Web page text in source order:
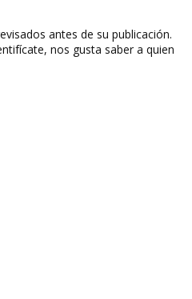
antes de su publicación.
nos gusta saber a quien